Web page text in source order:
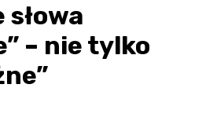
– nie tylko